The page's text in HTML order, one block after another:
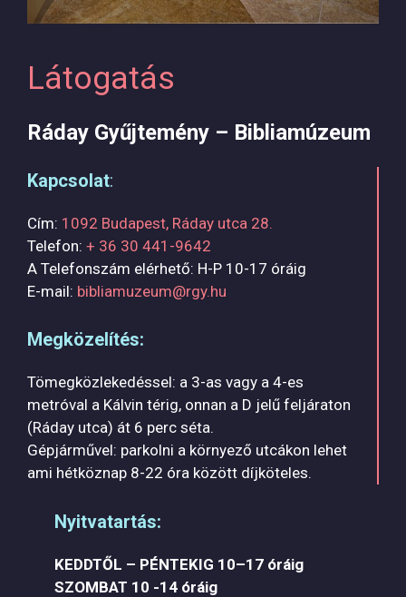
Látogatás
Ráday Gyűjtemény – Bibliamúzeum
Kapcsolat:
Cím: 1092 Budapest, Ráday utca 28.
Telefon: + 36 30 441-9642
A Telefonszám elérhető: H-P 10-17 óráig
E-mail: bibliamuzeum@rgy.hu
Megközelítés:
Tömegközlekedéssel: a 3-as vagy a 4-es
metróval a Kálvin térig, onnan a D jelű feljáraton
(Ráday utca) át 6 perc séta.
Gépjárművel: parkolni a környező utcákon lehet
ami hétköznap 8-22 óra között díjköteles.
Nyitvatartás:
KEDDTŐL – PÉNTEKIG 10–17 óráig
SZOMBAT 10 -14 óráig